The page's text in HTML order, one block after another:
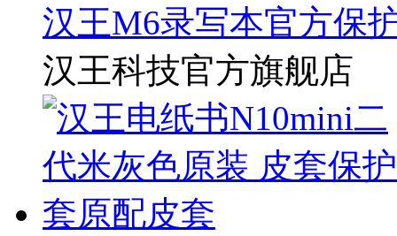
汉王M6录写本官方保
汉王科技官方旗舰店